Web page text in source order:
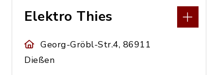
Elektro Thies
Georg-Gröbl-Str.4, 86911
Dießen